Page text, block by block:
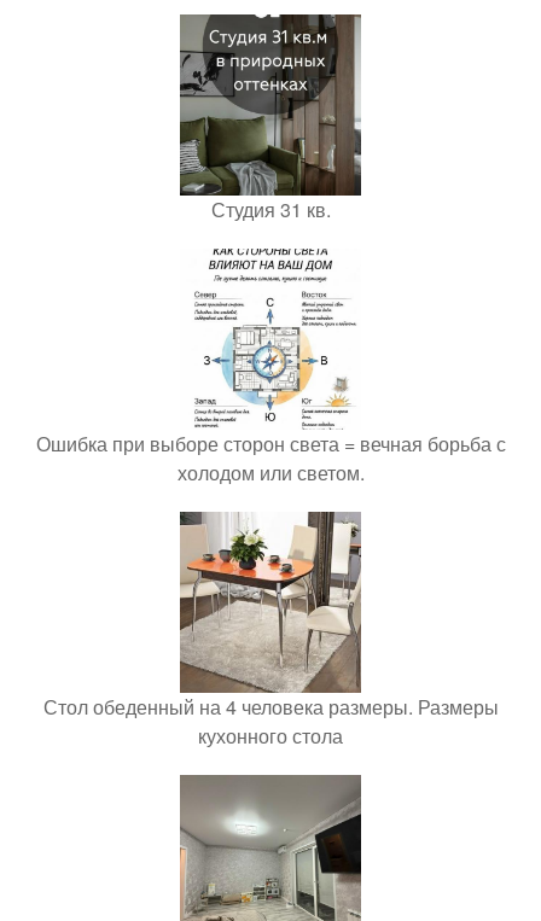
Студия 31 кв.
Ошибка при выборе сторон света = вечная борьба с
холодом или светом.
Стол обеденный на 4 человека размеры. Размеры
кухонного стола